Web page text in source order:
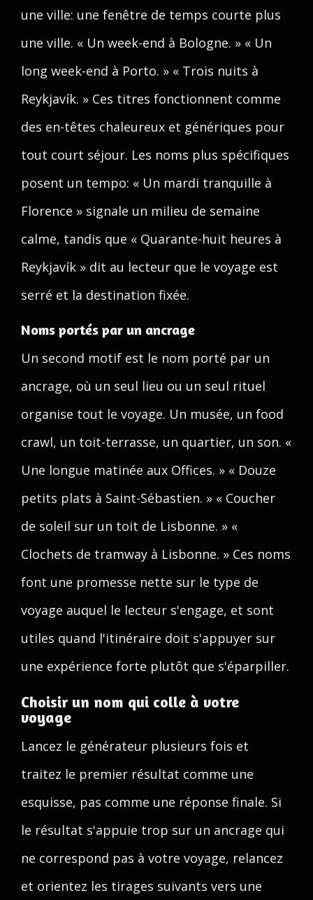
une ville: une fenêtre de temps courte plus
une ville. « Un week-end à Bologne. » « Un
long week-end à Porto. » « Trois nuits à
Reykjavík. » Ces titres fonctionnent comme
des en-têtes chaleureux et génériques pour
tout court séjour. Les noms plus spécifiques
posent un tempo: « Un mardi tranquille à
Florence » signale un milieu de semaine
calme, tandis que « Quarante-huit heures à
Reykjavík » dit au lecteur que le voyage est
serré et la destination fixée.
Noms portés par un ancrage
Un second motif est le nom porté par un
ancrage, où un seul lieu ou un seul rituel
organise tout le voyage. Un musée, un food
crawl, un toit-terrasse, un quartier, un son. «
Une longue matinée aux Offices. » « Douze
petits plats à Saint-Sébastien. » « Coucher
de soleil sur un toit de Lisbonne. » «
Clochets de tramway à Lisbonne. » Ces noms
font une promesse nette sur le type de
voyage auquel le lecteur s'engage, et sont
utiles quand l'itinéraire doit s'appuyer sur
une expérience forte plutôt que s'éparpiller.
Choisir un nom qui colle à votre
voyage
Lancez le générateur plusieurs fois et
traitez le premier résultat comme une
esquisse, pas comme une réponse finale. Si
le résultat s'appuie trop sur un ancrage qui
ne correspond pas à votre voyage, relancez
et orientez les tirages suivants vers une